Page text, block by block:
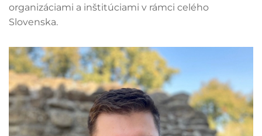
organizáciami a inštitúciami v rámci celého
Slovenska.